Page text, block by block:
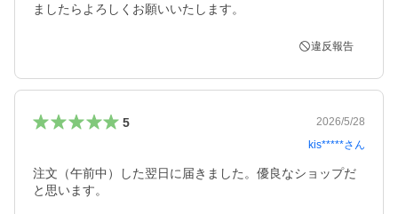
ましたらよろしくお願いいたします。
違反報告
5
2026/5/28
kis*****さん
注文（午前中）した翌日に届きました。優良なショップだ
と思います。